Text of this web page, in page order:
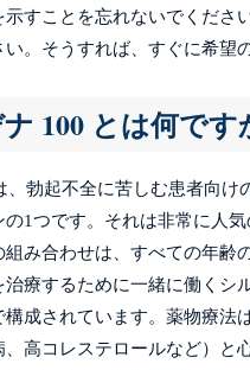
すことを忘れないでくださ
。そうすれば、すぐに希望
100 とは何です
、勃起不全に苦しむ患者向け
1つです。それは非常に人
み合わせは、すべての年齢
療するために一緒に働くシ
構成されています。薬物療法
、高コレステロールなど）と